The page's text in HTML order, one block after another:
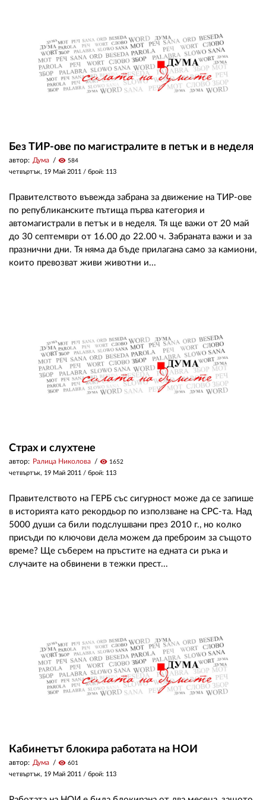
Без ТИР-ове по магистралите в петък и в неделя
автор: Дума visibility 584
четвъртък, 19 Май 2011 / брой: 113
Правителството въвежда забрана за движение на ТИР-ове
по републиканските пътища първа категория и
автомагистрали в петък и в неделя. Тя ще важи от 20 май
до 30 септември от 16.00 до 22.00 ч. Забраната важи и за
празнични дни. Тя няма да бъде прилагана само за камиони,
които превозват живи животни и...
Страх и слухтене
автор: Ралица Николова visibility 1652
четвъртък, 19 Май 2011 / брой: 113
Правителството на ГЕРБ със сигурност може да се запише
в историята като рекордьор по използване на СРС-та. Над
5000 души са били подслушвани през 2010 г., но колко
присъди по ключови дела можем да преброим за същото
време? Ще съберем на пръстите на едната си ръка и
случаите на обвинени в тежки прест...
Кабинетът блокира работата на НОИ
автор: Дума visibility 601
четвъртък, 19 Май 2011 / брой: 113